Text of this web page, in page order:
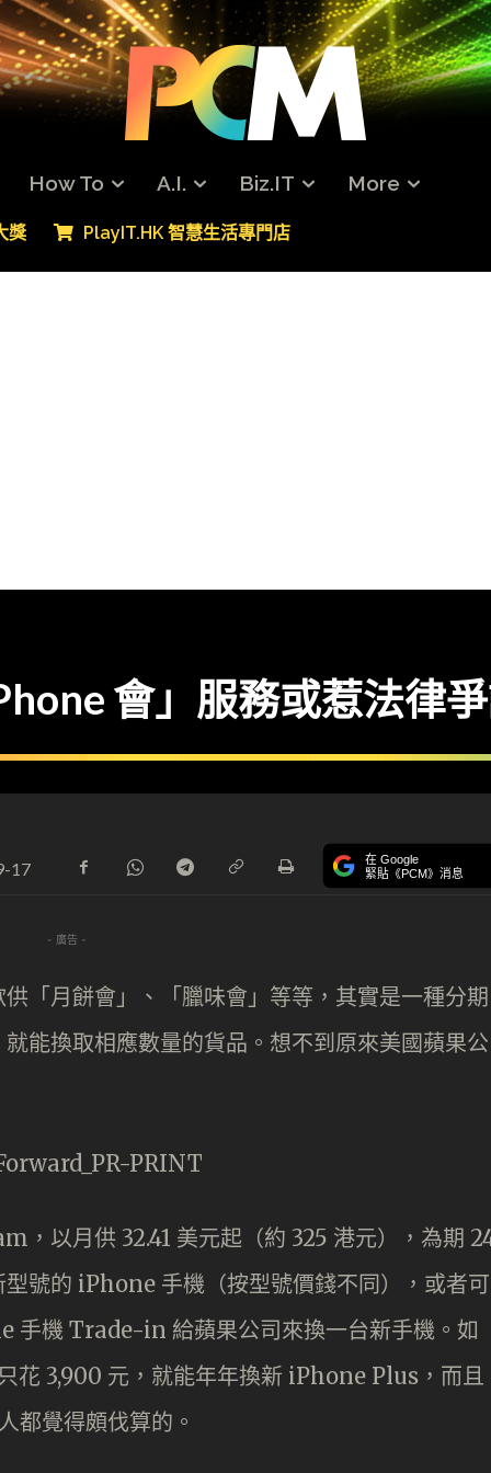
How To A.I. Biz.IT More
獎 PlayIT.HK 智慧生活專門店
會」服務或惹法律
17 在 Google
緊貼《PCM》消息
- 廣告 -
「月餅會」、「臘味會」等等，其實是一種分期
能換取相應數量的貨品。想不到原來美國蘋果公
以月供 32.41 美元起（約 325 港元），為期
號的 iPhone 手機（按型號價錢不同），或者可
手機 Trade-in 給蘋果公司來換一台新手機。如
花 3,900 元，就能年年換新 iPhone Plus，而且
都覺得頗伐算的。